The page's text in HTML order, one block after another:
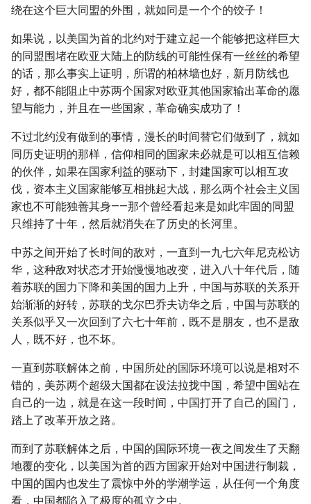
绕在这个巨大同盟的外围，就如同是一个个的饺子！
如果说，以美国为首的北约对于建立起一个能够把这样巨大
的同盟围堵在欧亚大陆上的防线的可能性保有一丝丝的希望
的话，那么事实上证明，所谓的柏林墙也好，新月防线也
好，都不能阻止中苏两个国家对欧亚其他国家输出革命的愿
望与能力，并且在一些国家，革命确实成功了！
不过北约没有做到的事情，漫长的时间替它们做到了，就如
同历史证明的那样，信仰相同的国家未必就是可以相互信赖
的伙伴，如果在国家利益的驱动下，封建国家可以相互攻
伐，资本主义国家能够互相挑起大战，那么两个社会主义国
家也不可能独善其身——那个曾经看起来是如此牢固的同盟
只维持了十年，然后就消失在了历史的长河里。
中苏之间开始了长时间的敌对，一直到一九七六年尼克松访
华，这种敌对状态才开始慢慢地改变，进入八十年代后，随
着苏联的国力下降和美国的国力上升，中国与苏联的关系开
始渐渐的好转，苏联的戈尔巴乔夫访华之后，中国与苏联的
关系似乎又一次回到了六七十年前，既不是朋友，也不是敌
人，既不好，也不坏。
一直到苏联解体之前，中国所处的国际环境可以说是相对不
错的，美苏两个超级大国都在设法拉拢中国，希望中国站在
自己的一边，就是在这一段时间，中国打开了自己的国门，
踏上了改革开放之路。
而到了苏联解体之后，中国的国际环境一夜之间发生了天翻
地覆的变化，以美国为首的西方国家开始对中国进行制裁，
中国的国内也发生了震惊中外的学潮学运，从任何一个角度
看，中国都陷入了极度的孤立之中。